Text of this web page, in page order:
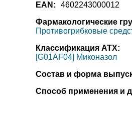
EAN:
4602243000012
Фармакологические
Противогрибковые
Классификация АТХ:
[G01AF04] Миконазол
Состав и форма
Способ применения и